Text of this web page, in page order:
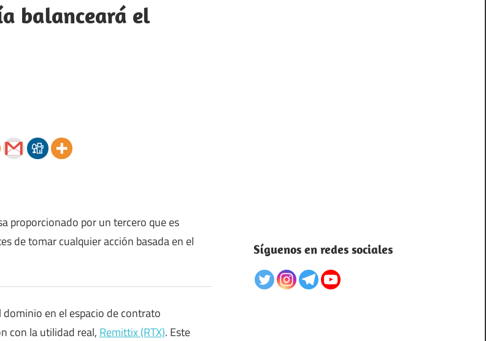
balanceará el
proporcionado por un tercero que es
de tomar cualquier acción basada en el
en el espacio de contrato
con la utilidad real, Remittix (RTX). Este
Síguenos en redes sociales